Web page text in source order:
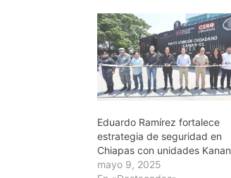
Eduardo Ramírez fortalece
estrategia de seguridad en
Chiapas con unidades Kanan
mayo 9, 2025